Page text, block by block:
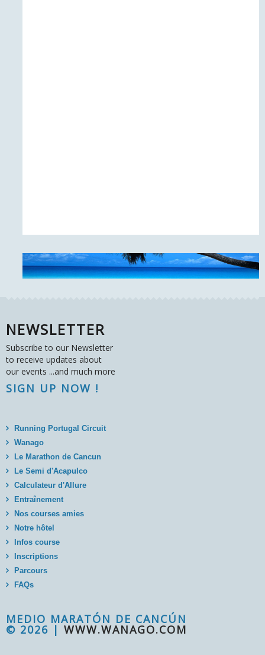
NEWSLETTER
Subscribe to our Newsletter
to receive updates about
our events ...and much more
SIGN UP NOW !
Running Portugal Circuit
Wanago
Le Marathon de Cancun
Le Semi d'Acapulco
Calculateur d'Allure
Entraînement
Nos courses amies
Notre hôtel
Infos course
Inscriptions
Parcours
FAQs
MEDIO MARATÓN DE CANCÚN
© 2026 | WWW.WANAGO.COM